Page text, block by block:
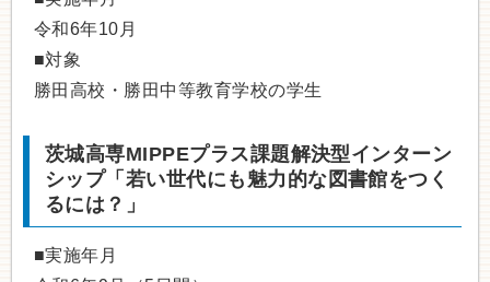
令和6年10月
■対象
勝田高校・勝田中等教育学校の学生
茨城高専MIPPEプラス課題解決型インターン
シップ「若い世代にも魅力的な図書館をつく
るには？」
■実施年月